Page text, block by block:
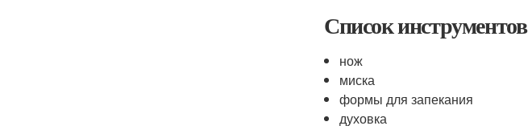
Список инструментов
нож
миска
формы для запекания
духовка